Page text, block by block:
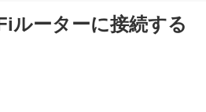
ルーターに接続する